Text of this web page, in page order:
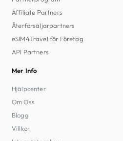
Affiliate Partners
Återförsäljarpartners
eSIM4Travel för Företag
API Partners
Mer Info
Hjälpcenter
Om Oss
Blogg
Villkor